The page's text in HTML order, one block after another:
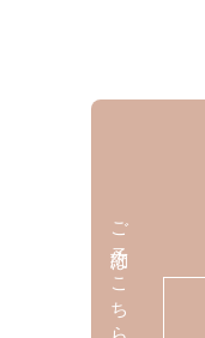
ご予約はこちら